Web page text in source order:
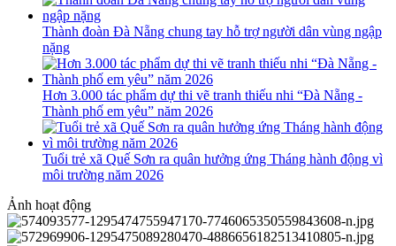
Thành đoàn Đà Nẵng chung tay hỗ trợ người dân vùng ngập
nặng
Hơn 3.000 tác phẩm dự thi vẽ tranh thiếu nhi “Đà Nẵng -
Thành phố em yêu” năm 2026
Tuổi trẻ xã Quế Sơn ra quân hưởng ứng Tháng hành động vì
môi trường năm 2026
Ảnh hoạt động